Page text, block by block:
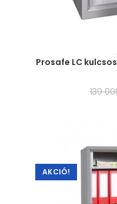
Prosafe LC
139
AKCIÓ!